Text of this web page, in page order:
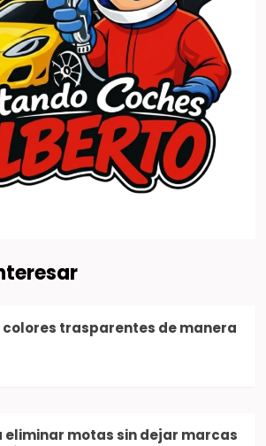
trasparentes de manera
eliminar motas sin dejar marcas